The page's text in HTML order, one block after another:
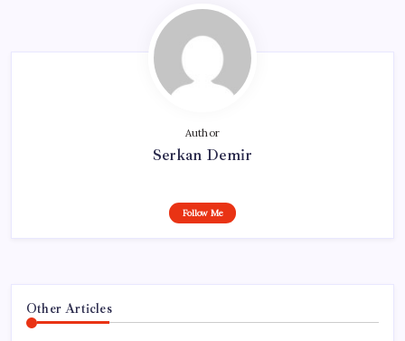
Author
Serkan Demir
Follow Me
Other Articles